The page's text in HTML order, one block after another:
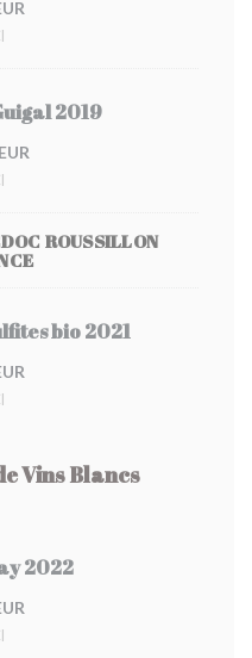
2019
ROUSSILLON
bio 2021
Vins Blancs
2022